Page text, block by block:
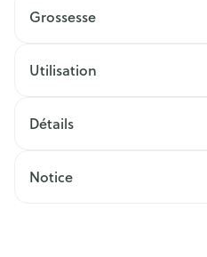
Grossesse
Utilisation
Détails
Notice